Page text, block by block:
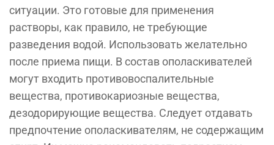
ситуации. Это готовые для применения
растворы, как правило, не требующие
разведения водой. Использовать желательно
после приема пищи. В состав ополаскивателей
могут входить противовоспалительные
вещества, противокариозные вещества,
дезодорирующие вещества. Следует отдавать
предпочтение ополаскивателям, не содержащим